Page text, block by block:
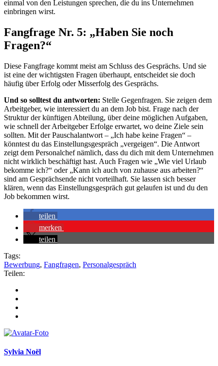
einmal von den Leistungen sprechen, die du ins Unternehmen
einbringen wirst.
Fangfrage Nr. 5: „Haben Sie noch
Fragen?“
Diese Fangfrage kommt meist am Schluss des Gesprächs. Und sie
ist eine der wichtigsten Fragen überhaupt, entscheidet sie doch
häufig über Erfolg oder Misserfolg des Gesprächs.
Und so solltest du antworten: Stelle Gegenfragen. Sie zeigen dem
Arbeitgeber, wie interessiert du an dem Job bist. Frage nach der
Struktur der künftigen Abteilung, über deine möglichen Aufgaben,
wie schnell der Arbeitgeber Erfolge erwartet, wo deine Ziele sein
sollten. Mit der Pauschalantwort – „Ich habe keine Fragen“ –
könntest du das Einstellungsgespräch „vergeigen“. Die Antwort
zeigt dem Personalchef nämlich, dass du dich mit dem Unternehmen
nicht wirklich beschäftigt hast. Auch Fragen wie „Wie viel Urlaub
bekomme ich?“ oder „Kann ich auch von zuhause aus arbeiten?“
sind am Gesprächsende nicht vorteilhaft. Sie lassen sich besser
klären, wenn das Einstellungsgespräch gut gelaufen ist und du den
Job bekommen wirst.
teilen
merken
teilen
Tags:
Bewerbung, Fangfragen, Personalgespräch
Teilen:
Sylvia Noël